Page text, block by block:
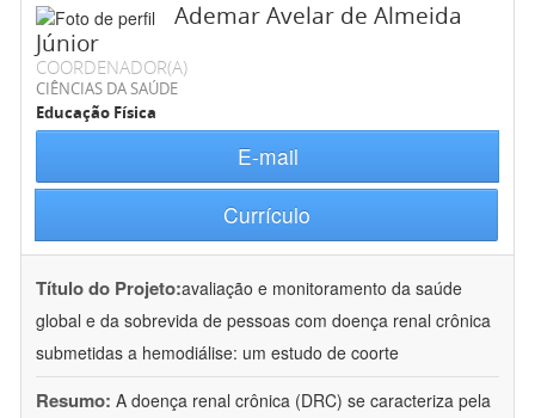
Ademar Avelar de Almeida
Júnior
COORDENADOR(A)
CIÊNCIAS DA SAÚDE
Educação Física
E-mail
Currículo
Título do Projeto:avaliação e monitoramento da saúde
global e da sobrevida de pessoas com doença renal crônica
submetidas a hemodiálise: um estudo de coorte
Resumo: A doença renal crônica (DRC) se caracteriza pela